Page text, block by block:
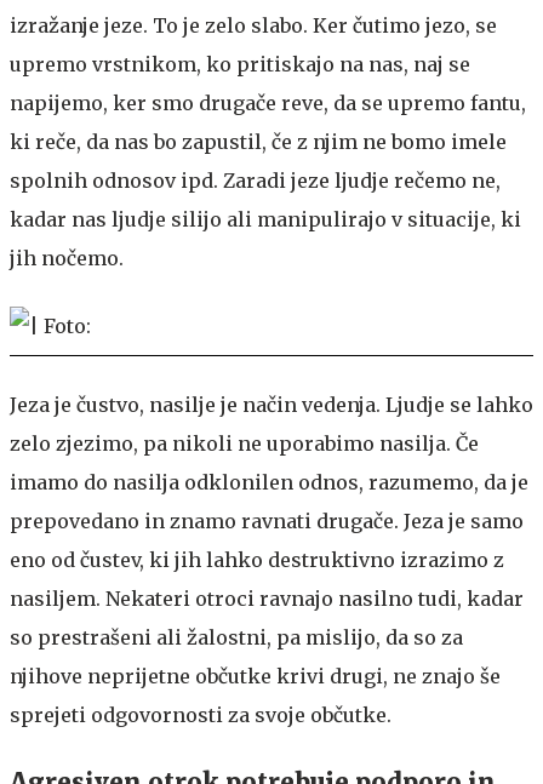
izražanje jeze. To je zelo slabo. Ker čutimo jezo, se
upremo vrstnikom, ko pritiskajo na nas, naj se
napijemo, ker smo drugače reve, da se upremo fantu,
ki reče, da nas bo zapustil, če z njim ne bomo imele
spolnih odnosov ipd. Zaradi jeze ljudje rečemo ne,
kadar nas ljudje silijo ali manipulirajo v situacije, ki
jih nočemo.
Jeza je čustvo, nasilje je način vedenja. Ljudje se lahko
zelo zjezimo, pa nikoli ne uporabimo nasilja. Če
imamo do nasilja odklonilen odnos, razumemo, da je
prepovedano in znamo ravnati drugače. Jeza je samo
eno od čustev, ki jih lahko destruktivno izrazimo z
nasiljem. Nekateri otroci ravnajo nasilno tudi, kadar
so prestrašeni ali žalostni, pa mislijo, da so za
njihove neprijetne občutke krivi drugi, ne znajo še
sprejeti odgovornosti za svoje občutke.